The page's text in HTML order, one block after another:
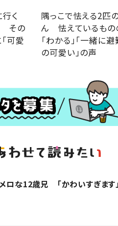
く
その
可愛
隅っこで怯える2匹
ん 怯えているもの
「わかる」「一緒に
の可愛い」の声
ロな12歳兄 「かわいすぎます